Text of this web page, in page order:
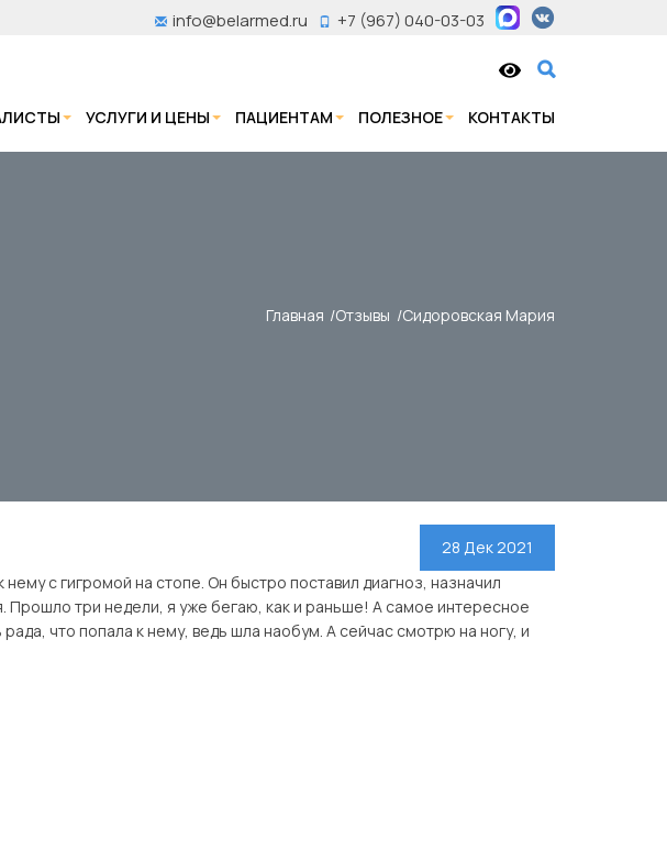
+7 (967) 040-03-03
info@belarmed.ru
УСЛУГИ И ЦЕНЫ ПАЦИЕНТАМ ПОЛЕЗНОЕ КОНТАКТЫ
Главная Отзывы Сидоровская Мария
28 Дек 2021
с гигромой на стопе. Он быстро поставил диагноз, назначил
Прошло три недели, я уже бегаю, как и раньше! А самое интересное
что попала к нему, ведь шла наобум. А сейчас смотрю на ногу, и